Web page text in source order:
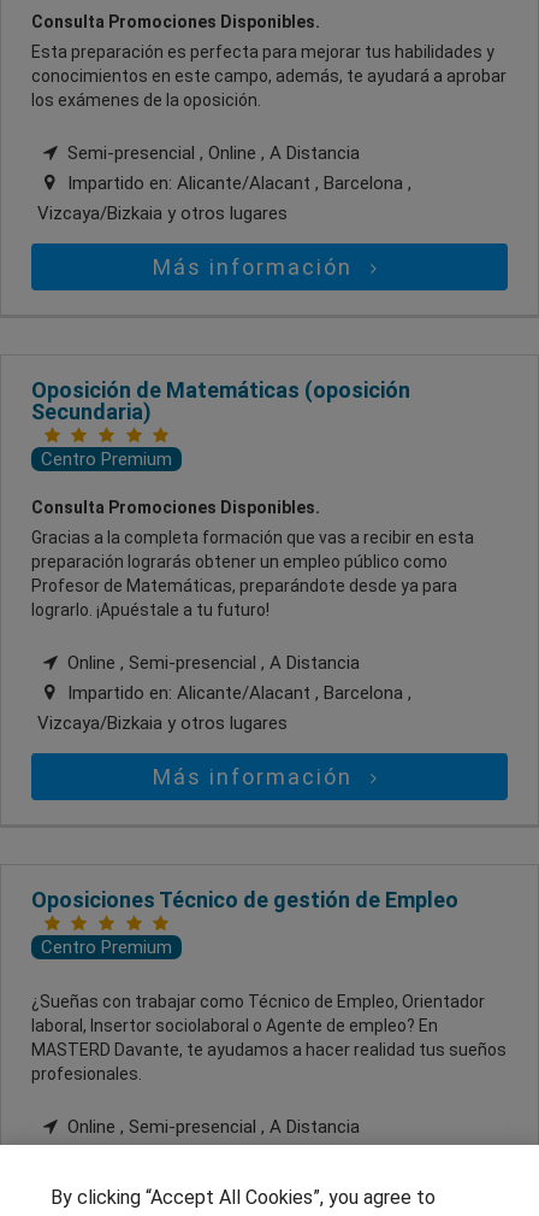
Consulta Promociones Disponibles.
Esta preparación es perfecta para mejorar tus habilidades y
conocimientos en este campo, además, te ayudará a aprobar
los exámenes de la oposición.
Semi-presencial , Online , A Distancia
Impartido en: Alicante/Alacant , Barcelona ,
Vizcaya/Bizkaia y otros lugares
Más información
Oposición de Matemáticas (oposición
Secundaria)
Centro Premium
Consulta Promociones Disponibles.
Gracias a la completa formación que vas a recibir en esta
preparación lograrás obtener un empleo público como
Profesor de Matemáticas, preparándote desde ya para
lograrlo. ¡Apuéstale a tu futuro!
Online , Semi-presencial , A Distancia
Impartido en: Alicante/Alacant , Barcelona ,
Vizcaya/Bizkaia y otros lugares
Más información
Oposiciones Técnico de gestión de Empleo
Centro Premium
¿Sueñas con trabajar como Técnico de Empleo, Orientador
laboral, Insertor sociolaboral o Agente de empleo? En
MASTERD Davante, te ayudamos a hacer realidad tus sueños
profesionales.
Online , Semi-presencial , A Distancia
Baleares y otros lugares
By clicking “Accept All Cookies”, you agree to